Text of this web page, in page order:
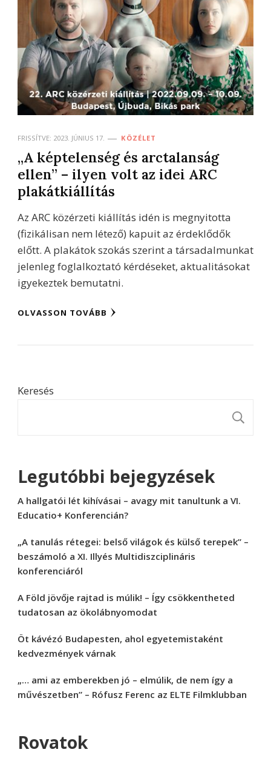
FRISSÍTVE: 2023. JÚNIUS 17. KÖZÉLET
„A képtelenség és arctalanság
ellen” – ilyen volt az idei ARC
plakátkiállítás
Az ARC közérzeti kiállítás idén is megnyitotta
(fizikálisan nem létező) kapuit az érdeklődők
előtt. A plakátok szokás szerint a társadalmunkat
jelenleg foglalkoztató kérdéseket, aktualitásokat
igyekeztek bemutatni.
OLVASSON TOVÁBB
Keresés
Legutóbbi bejegyzések
A hallgatói lét kihívásai – avagy mit tanultunk a VI.
Educatio+ Konferencián?
„A tanulás rétegei: belső világok és külső terepek” –
beszámoló a XI. Illyés Multidiszciplináris
konferenciáról
A Föld jövője rajtad is múlik! – Így csökkentheted
tudatosan az ökolábnyomodat
Öt kávézó Budapesten, ahol egyetemistaként
kedvezmények várnak
„… ami az emberekben jó – elmúlik, de nem így a
művészetben” – Rófusz Ferenc az ELTE Filmklubban
Rovatok